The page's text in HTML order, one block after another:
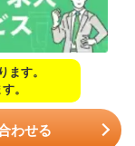
ます。
。
わせる